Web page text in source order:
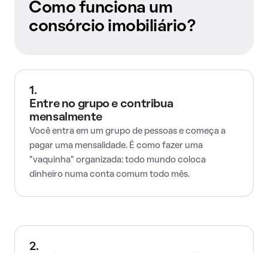
Como funciona um
consórcio imobiliário?
1.
Entre no grupo e contribua
mensalmente
Você entra em um grupo de pessoas e começa a
pagar uma mensalidade. É como fazer uma
"vaquinha" organizada: todo mundo coloca
dinheiro numa conta comum todo mês.
2.